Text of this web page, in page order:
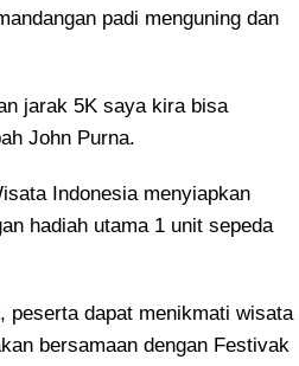
padi menguning dan
jarak 5K saya kira bisa
John Purna.
Indonesia menyiapkan
hadiah utama 1 unit sepeda
peserta dapat menikmati wisata
bersamaan dengan Festivak